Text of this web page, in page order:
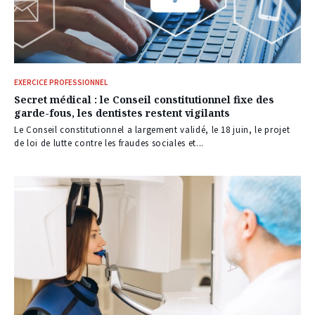
EXERCICE PROFESSIONNEL
Secret médical : le Conseil constitutionnel fixe des
garde-fous, les dentistes restent vigilants
Le Conseil constitutionnel a largement validé, le 18 juin, le projet
de loi de lutte contre les fraudes sociales et...